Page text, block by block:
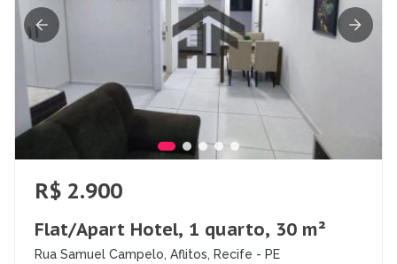
R$ 2.900
Flat/Apart Hotel, 1 quarto, 30 m²
Rua Samuel Campelo, Aflitos, Recife - PE